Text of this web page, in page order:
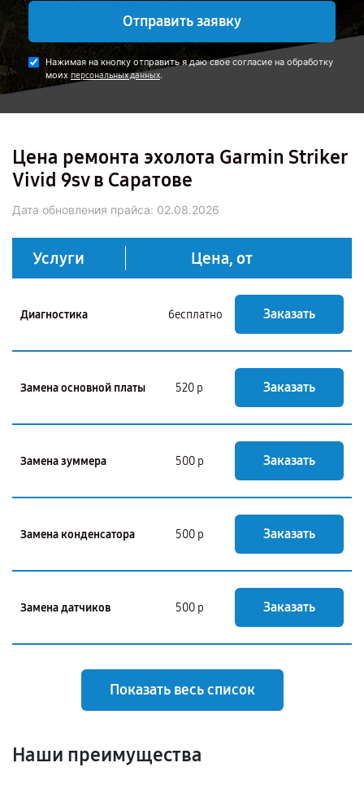
Отправить заявку
Нажимая на кнопку отправить я даю свое согласие на обработку
моих персональных данных.
Цена ремонта эхолота Garmin Striker
Vivid 9sv в Саратове
Дата обновления прайса: 02.08.2026
Услуги Цена, от
Диагностика бесплатно Заказать
Замена основной платы 520 р Заказать
Замена зуммера 500 р Заказать
Замена конденсатора 500 р Заказать
Замена датчиков 500 р Заказать
Показать весь список
Наши преимущества